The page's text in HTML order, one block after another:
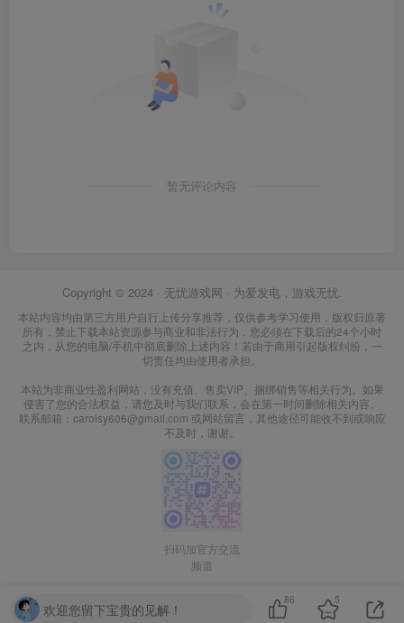
暂无评论内容
Copyright © 2024 · 无忧游戏网 · 为爱发电，游戏无忧.
本站内容均由第三方用户自行上传分享推荐，仅供参考学习使用，版权归原著
所有，禁止下载本站资源参与商业和非法行为，您必须在下载后的24个小时
之内，从您的电脑/手机中彻底删除上述内容！若由于商用引起版权纠纷，一
切责任均由使用者承担。
本站为非商业性盈利网站，没有充值、售卖VIP、捆绑销售等相关行为。如果
侵害了您的合法权益，请您及时与我们联系，会在第一时间删除相关内容。
联系邮箱：carolsy606@gmail.com 或网站留言，其他途径可能收不到或响应
不及时，谢谢。
扫码加官方交流
频道
欢迎您留下宝贵的见解！
86 5